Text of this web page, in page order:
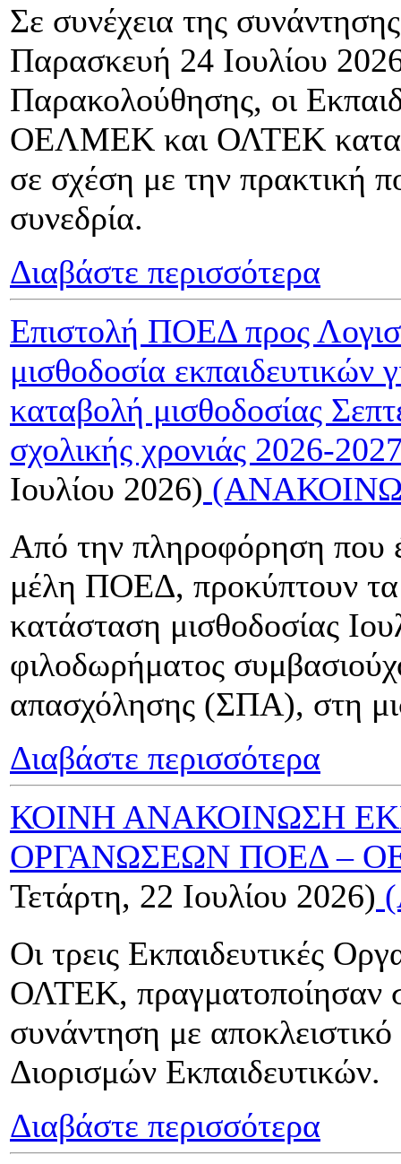
Σε συνέχεια της
Παρασκευή 24 Ιουλίου
Παρακολούθησης, οι
ΟΕΛΜΕΚ και ΟΛΤΕΚ
σε σχέση με την πρακτική
συνεδρία.
Διαβάστε περισσότερα
Επιστολή ΠΟΕΔ προς
μισθοδοσία εκπαιδευτικών
καταβολή μισθοδοσίας
σχολικής χρονιάς 2026-
Ιουλίου 2026)
Από την πληροφόρηση που
μέλη ΠΟΕΔ, προκύπτουν
κατάσταση μισθοδοσίας
φιλοδωρήματος
απασχόλησης (ΣΠΑ), στη
Διαβάστε περισσότερα
ΚΟΙΝΗ ΑΝΑΚΟΙΝΩΣΗ
ΟΡΓΑΝΩΣΕΩΝ ΠΟΕΔ –
Τετάρτη, 22 Ιουλίου 2026)
Οι τρεις Εκπαιδευτικές
ΟΛΤΕΚ, πραγματοποίησαν
συνάντηση με
Διορισμών Εκπαιδευτικών.
Διαβάστε περισσότερα